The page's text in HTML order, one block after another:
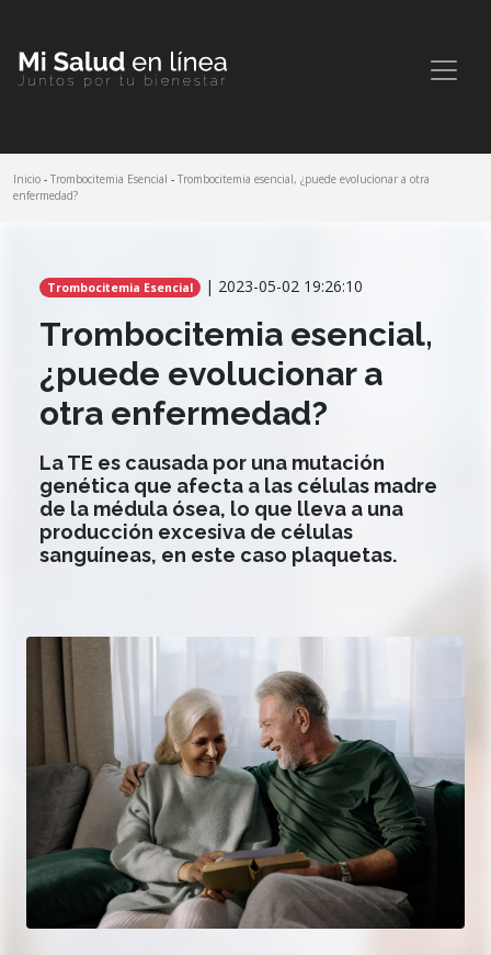
Inicio - Trombocitemia Esencial - Trombocitemia esencial, ¿puede evolucionar a otra
enfermedad?
Trombocitemia Esencial | 2023-05-02 19:26:10
Trombocitemia esencial,
¿puede evolucionar a
otra enfermedad?
La TE es causada por una mutación
genética que afecta a las células madre
de la médula ósea, lo que lleva a una
producción excesiva de células
sanguíneas, en este caso plaquetas.